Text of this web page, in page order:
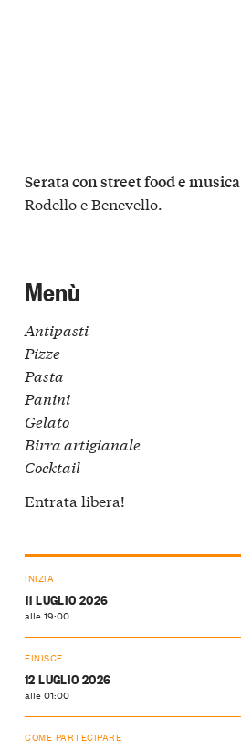
Serata con street food e musica
Rodello e Benevello.
Menù
Antipasti
Pizze
Pasta
Panini
Gelato
Birra artigianale
Cocktail
Entrata libera!
INIZIA
11 LUGLIO 2026
alle 19:00
FINISCE
12 LUGLIO 2026
alle 01:00
COME PARTECIPARE